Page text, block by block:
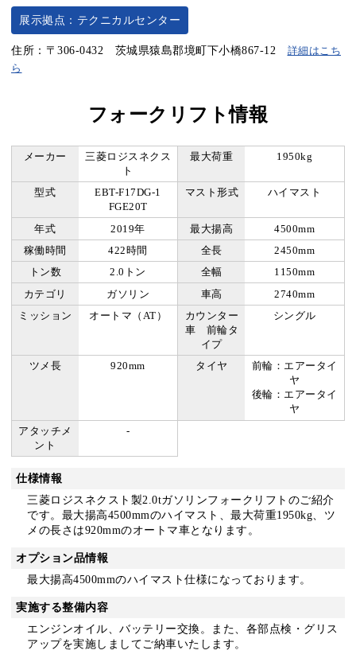
展示拠点：テクニカルセンター
住所：〒306-0432 茨城県猿島郡境町下小橋867-12 詳細はこち
ら
フォークリフト情報
メーカー
三菱ロジスネクス
ト
最大荷重 1950kg
型式
EBT-F17DG-1
FGE20T
マスト形式 ハイマスト
年式 2019年 最大揚高
4500mm
稼働時間
422時間 全長
2450mm
トン数
2.0トン 全幅
1150mm
カテゴリ
ガソリン 車高
2740mm
ミッション
オートマ（AT）
カウンター
車 前輪タ
イプ
シングル
ツメ長 920mm タイヤ
前輪：エアータイ
ヤ
後輪：エアータイ
ヤ
アタッチメ
ント
-
仕様情報
三菱ロジスネクスト製2.0tガソリンフォークリフトのご紹介
です。最大揚高4500mmのハイマスト、最大荷重1950kg、ツ
メの長さは920mmのオートマ車となります。
オプション品情報
最大揚高4500mmのハイマスト仕様になっております。
実施する整備内容
エンジンオイル、バッテリー交換。また、各部点検・グリス
アップを実施しましてご納車いたします。